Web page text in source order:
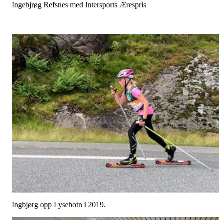
Ingebjrøg Refsnes med Intersports Ærespris
Ingbjørg opp Lysebotn i 2019.